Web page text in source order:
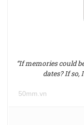
“If memories could
dates? If so,
50mm.vn